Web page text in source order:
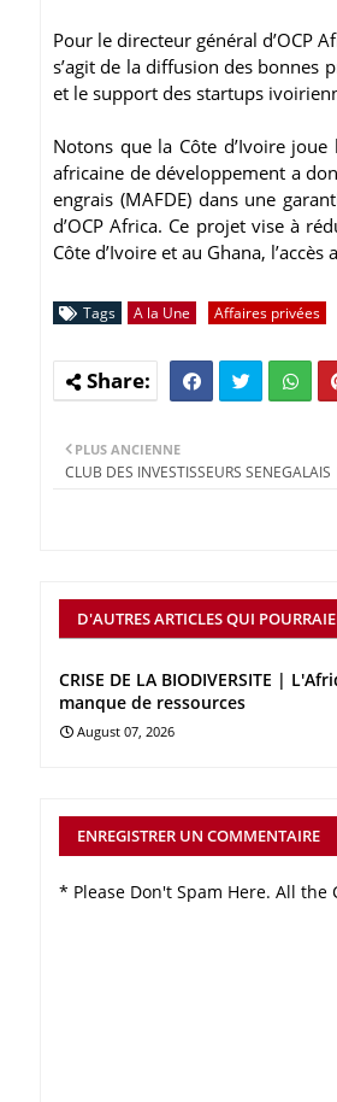
Pour le directeur général d’OCP
s’agit de la diffusion des bonnes
et le support des startups
Notons que la Côte d’Ivoire
africaine de développement a
engrais (MAFDE) dans une
d’OCP Africa. Ce projet vise à
Côte d’Ivoire et au Ghana,
Tags A la Une Affaires privées
PLUS ANCIENNE
CLUB DES INVESTISSEURS
D'AUTRES ARTICLES QUI
CRISE DE LA BIODIVERSITE |
manque de ressources
August 07, 2026
ENREGISTRER UN COMMENTAIRE
* Please Don't Spam Here. All